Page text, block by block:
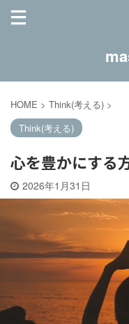
HOME > Think(考える) >
Think(考える)
心を豊かにする
2026年1月31日